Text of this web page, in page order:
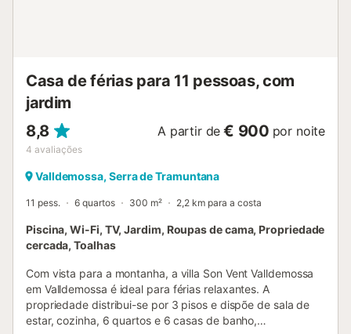
Casa de férias para 11 pessoas, com
jardim
8,8
4 avaliações
A partir de € 900 por noite
Valldemossa, Serra de Tramuntana
11 pess. 6 quartos 300 m² 2,2 km para a costa
Piscina, Wi-Fi, TV, Jardim, Roupas de cama, Propriedade
cercada, Toalhas
Com vista para a montanha, a villa Son Vent Valldemossa
em Valldemossa é ideal para férias relaxantes. A
propriedade distribui-se por 3 pisos e dispõe de sala de
estar, cozinha, 6 quartos e 6 casas de banho,